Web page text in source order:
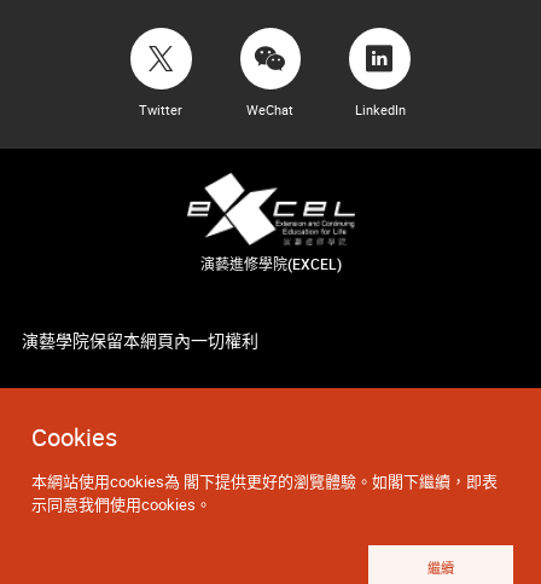
Cookies
本網站使用cookies為 閣下提供更好的瀏覽體驗。如閣下繼續，即表
示同意我們使用cookies。
繼續
Twitter WeChat LinkedIn
演藝進修學院(EXCEL)
演藝學院保留本網頁內一切權利